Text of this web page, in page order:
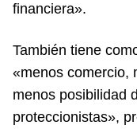
financiera».
También tiene
«menos comercio,
menos posibilidad
proteccionistas»,